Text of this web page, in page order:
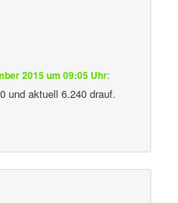
2015 um 09:05 Uhr:
und aktuell 6.240 drauf.